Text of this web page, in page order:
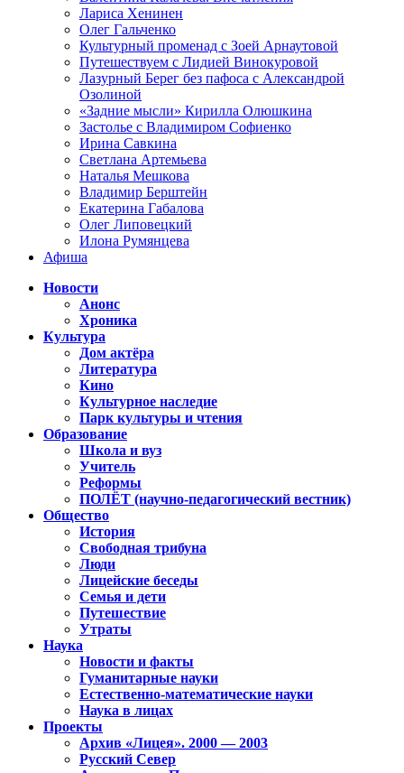
Лариса Хенинен
Олег Гальченко
Культурный променад с Зоей Арнаутовой
Путешествуем с Лидией Винокуровой
Лазурный Берег без пафоса с Александрой
Озолиной
«Задние мысли» Кирилла Олюшкина
Застолье с Владимиром Софиенко
Ирина Савкина
Светлана Артемьева
Наталья Мешкова
Владимир Берштейн
Екатерина Габалова
Олег Липовецкий
Илона Румянцева
Афиша
Новости
Анонс
Хроника
Культура
Дом актёра
Литература
Кино
Культурное наследие
Парк культуры и чтения
Образование
Школа и вуз
Учитель
Реформы
ПОЛЁТ (научно-педагогический вестник)
Общество
История
Свободная трибуна
Люди
Лицейские беседы
Семья и дети
Путешествие
Утраты
Наука
Новости и факты
Гуманитарные науки
Естественно-математические науки
Наука в лицах
Проекты
Архив «Лицея». 2000 — 2003
Русский Север